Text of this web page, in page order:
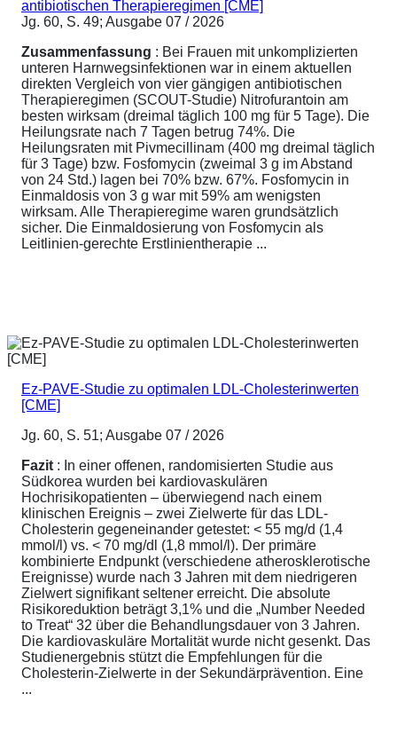
antibiotischen Therapieregimen [CME]
Jg. 60, S. 49; Ausgabe 07 / 2026
Zusammenfassung : Bei Frauen mit unkomplizierten
unteren Harnwegsinfektionen war in einem aktuellen
direkten Vergleich von vier gängigen antibiotischen
Therapieregimen (SCOUT-Studie) Nitrofurantoin am
besten wirksam (dreimal täglich 100 mg für 5 Tage). Die
Heilungsrate nach 7 Tagen betrug 74%. Die
Heilungsraten mit Pivmecillinam (400 mg dreimal täglich
für 3 Tage) bzw. Fosfomycin (zweimal 3 g im Abstand
von 24 Std.) lagen bei 70% bzw. 67%. Fosfomycin in
Einmaldosis von 3 g war mit 59% am wenigsten
wirksam. Alle Therapieregime waren grundsätzlich
sicher. Die Einmaldosierung von Fosfomycin als
Leitlinien-gerechte Erstlinientherapie ...
Ez-PAVE-Studie zu optimalen LDL-Cholesterinwerten
[CME]
Jg. 60, S. 51; Ausgabe 07 / 2026
Fazit : In einer offenen, randomisierten Studie aus
Südkorea wurden bei kardiovaskulären
Hochrisikopatienten – überwiegend nach einem
klinischen Ereignis – zwei Zielwerte für das LDL-
Cholesterin gegeneinander getestet: < 55 mg/d (1,4
mmol/l) vs. < 70 mg/dl (1,8 mmol/l). Der primäre
kombinierte Endpunkt (verschiedene atherosklerotische
Ereignisse) wurde nach 3 Jahren mit dem niedrigeren
Zielwert signifikant seltener erreicht. Die absolute
Risikoreduktion beträgt 3,1% und die „Number Needed
to Treat“ 32 über die Behandlungsdauer von 3 Jahren.
Die kardiovaskuläre Mortalität wurde nicht gesenkt. Das
Studienergebnis stützt die Empfehlungen für die
Cholesterin-Zielwerte in der Sekundärprävention. Eine
...